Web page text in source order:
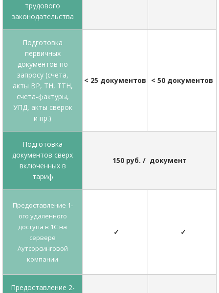
трудового
законодательства
Подготовка
первичных
документов по
запросу (счета,
акты ВР, ТН, ТТН,
счета-фактуры,
УПД, акты сверок
и пр.)
< 25 документов < 50 документов
Подготовка
документов сверх
включенных в
тариф
150 руб. / документ
Предоставление 1-
ого удаленного
доступа в 1С на
сервере
Аутсорсинговой
компании
✓ ✓
Предоставление 2-